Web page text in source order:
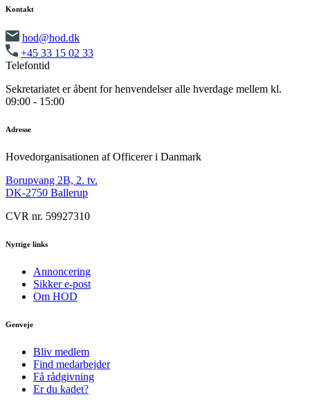
Kontakt
hod@hod.dk
+45 33 15 02 33
Telefontid
Sekretariatet er åbent for henvendelser alle hverdage mellem kl.
09:00 - 15:00
Adresse
Hovedorganisationen af Officerer i Danmark
Borupvang 2B, 2. tv.
DK-2750 Ballerup
CVR nr. 59927310
Nyttige links
Annoncering
Sikker e-post
Om HOD
Genveje
Bliv medlem
Find medarbejder
Få rådgivning
Er du kadet?